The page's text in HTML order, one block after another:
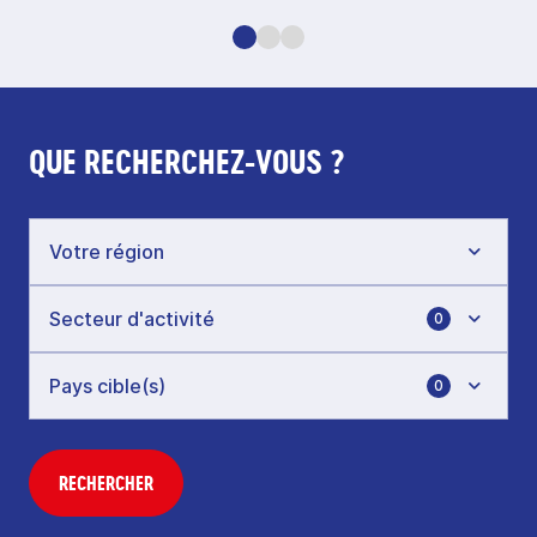
QUE RECHERCHEZ-VOUS ?
0
0
RECHERCHER